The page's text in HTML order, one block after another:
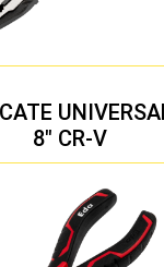
8″ CR-V